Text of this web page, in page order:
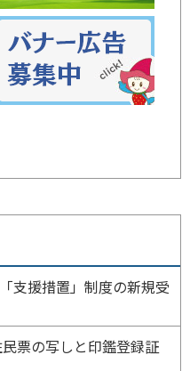
支援措置」制度の新規受
票の写しと印鑑登録証